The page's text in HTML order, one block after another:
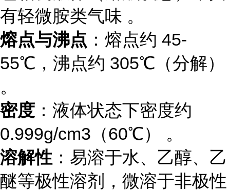
有轻微胺类气味 。
熔点与沸点 ：熔点约 45-
55℃，沸点约 305℃（分解）
。
密度 ：液体状态下密度约
0.999g/cm3（60℃） 。
溶解性 ：易溶于水、乙醇、乙
醚等极性溶剂，微溶于非极性